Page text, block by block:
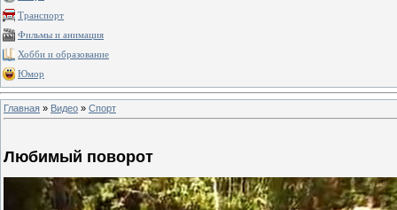
Транспорт
Фильмы и анимация
Хобби и образование
Юмор
Главная » Видео » Спорт
Любимый поворот